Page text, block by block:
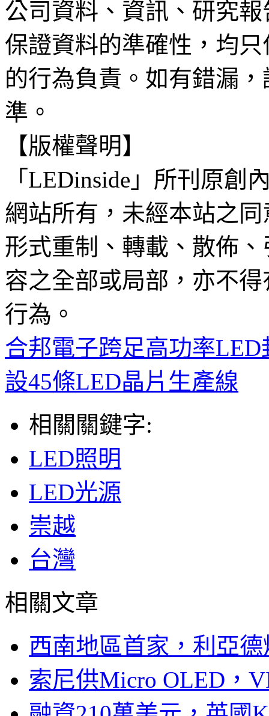
公司資料、資訊、研究
保證資料的準確性，均
的行為負責。如有錯漏
準。
【版權聲明】
「LEDinside」所刊原創
網站所有，未經本站之
形式重制、轉載、散佈
容之全部或局部，亦不
行為。
合邦電子跨足高功率LED
設45條LED晶片生產線
相關關鍵字:
LED照明
LED光源
崇越
台灣
相關文章
西南地區首家，利亞
索尼供Micro OLED，